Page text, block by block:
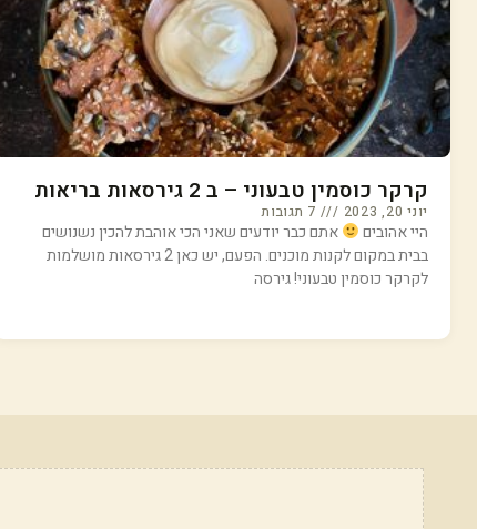
קרקר כוסמין טבעוני – ב 2 גירסאות בריאות
יוני 20, 2023
היי אהובים
אתם כבר יודעים שאני הכי אוהבת להכין נשנושים
בבית במקום לקנות מוכנים. הפעם, יש כאן 2 גירסאות מושלמות
לקרקר כוסמין טבעוני! גירסה